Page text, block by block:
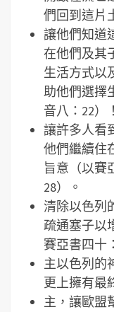
們回到這片
讓他們知道
在他們及其
生活方式以
助他們選擇
音八：22）！
讓許多人看
他們繼續住
旨意（以賽
28）。
清除以色列
疏通塞子以
賽亞書四十
主以色列的
更上擁有最
主，讓歐盟